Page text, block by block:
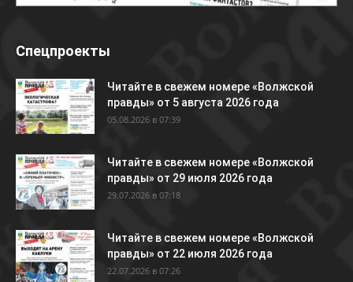
Спецпроекты
Читайте в свежем номере «Волжской
правды» от 5 августа 2026 года
05.08.2026 в 07:39
Читайте в свежем номере «Волжской
правды» от 29 июля 2026 года
29.07.2026 в 07:18
Читайте в свежем номере «Волжской
правды» от 22 июля 2026 года
22.07.2026 в 07:26